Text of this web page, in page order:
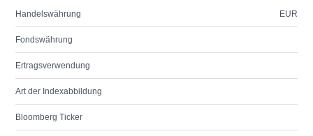
Handelswährung EUR
Fondswährung
Ertragsverwendung
Art der Indexabbildung
Bloomberg Ticker